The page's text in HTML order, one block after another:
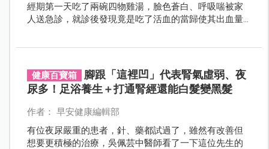
經期第一天吃了兩碗四物雞湯，臉色蒼白、呼吸喘被家
人送急診，就診後發現竟是吃了活血的當歸使其出血量
健康百寶箱
腳跟「這裡凹」代表腎氣虛弱、夜
尿多！足浴養生＋打通腎經還能白髮變黑髮
作者： 早安健康編輯部
有位夜尿嚴重的患者，針、藥都試過了，雖然有改善但
想要更積極的治療，吳佩芸中醫師看了一下這位先生的